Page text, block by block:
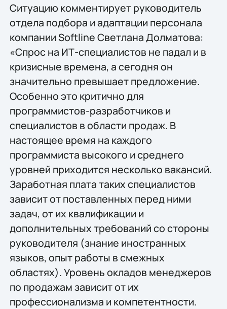
Ситуацию комментирует руководитель
отдела подбора и адаптации персонала
компании Softline Светлана Долматова:
«Спрос на ИТ-специалистов не падал и в
кризисные времена, а сегодня он
значительно превышает предложение.
Особенно это критично для
программистов-разработчиков и
специалистов в области продаж. В
настоящее время на каждого
программиста высокого и среднего
уровней приходится несколько вакансий.
Заработная плата таких специалистов
зависит от поставленных перед ними
задач, от их квалификации и
дополнительных требований со стороны
руководителя (знание иностранных
языков, опыт работы в смежных
областях). Уровень окладов менеджеров
по продажам зависит от их
профессионализма и компетентности.